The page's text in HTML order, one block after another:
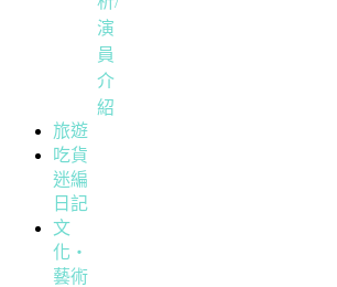
演
員
介
紹
旅遊
吃貨
迷編
日記
文
化・
藝術